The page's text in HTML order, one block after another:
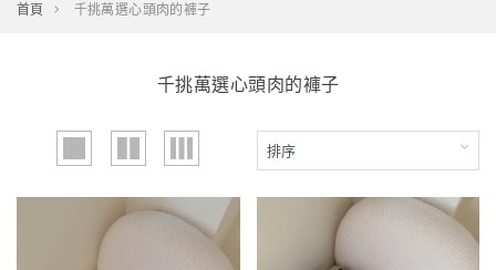
首頁 千挑萬選心頭肉的褲子
千挑萬選心頭肉的褲子